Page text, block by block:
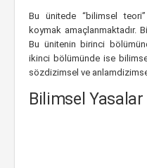
Bu ünitede “bilimsel teori”
koymak amaçlanmaktadır.
Bu ünitenin birinci
ikinci bölümünde ise
sözdizimsel ve
Bilimsel Yasalar